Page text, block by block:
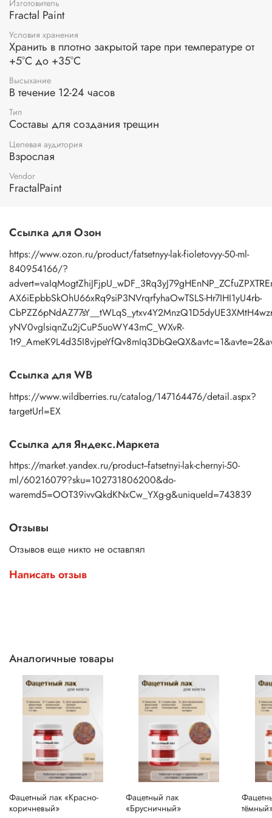
применяется для всех составов с трещинами (паст с
трещинами, фацетных лаков, красок с эффектом
микротрещин и др. продуктов).
Применение:на высохший грунт нанесите мастихином
или шпателем фацетный лак толщиной 1-2 мм. По мере
высыхания фацетного лака на поверхности декорируемого
изделия будут появляться трещины. Чем больше слой
фацетного лака, тем крупнее трещины.
Изготовитель
Fractal Paint
Условия хранения
Хранить в плотно закрытой таре при температуре от
+5°С до +35°С
Высыхание
В течение 12-24 часов
Тип
Составы для создания трещин
Целевая аудитория
Взрослая
Vendor
FractalPaint
Ссылка для Озон
https://www.ozon.ru/product/fatsetnyy-lak-fioletovyy-50-ml-
840954166/?
AX6iEpbbSkOhU66xRq9siP3NVrqrfyhaOwTSLS-Hr7IHI1yU4rb-
yNV0vglsiqnZu2jCuP5uoWY43mC_WXvR-
Ссылка для WB
https://www.wildberries.ru/catalog/147164476/detail.aspx?
targetUrl=EX
Ссылка для Яндекс.Маркета
https://market.yandex.ru/product--fatsetnyi-lak-chernyi-50-
ml/60216079?sku=102731806200&do-
waremd5=OOT39ivvQkdKNxCw_YXg-g&uniqueId=743839
Отзывы
Отзывов еще никто не оставлял
Написать отзыв
Аналогичные товары
Фацетный лак «Красно-
коричневый»
Фацетный лак
«Брусничный»